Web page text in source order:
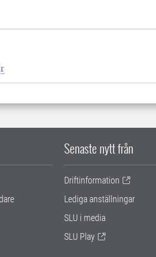
Senaste nytt från
Driftinformation
Lediga anställningar
SLU i media
SLU Play